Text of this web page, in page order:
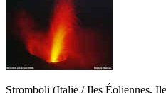
Stromboli (Italie / Iles Éoliennes,